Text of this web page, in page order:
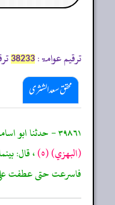
ترقیم عوامۃ: 38233
محقق سعد الشثری
٣٩٨٦١ - حدثنا ابو اسامة عن كهمس عن عبد الله بن شقيق قال: حدثني هرم بن الحارث واسامة بن
(البهزي)(٥) ، قال:
فاسرعت حتى عطفت